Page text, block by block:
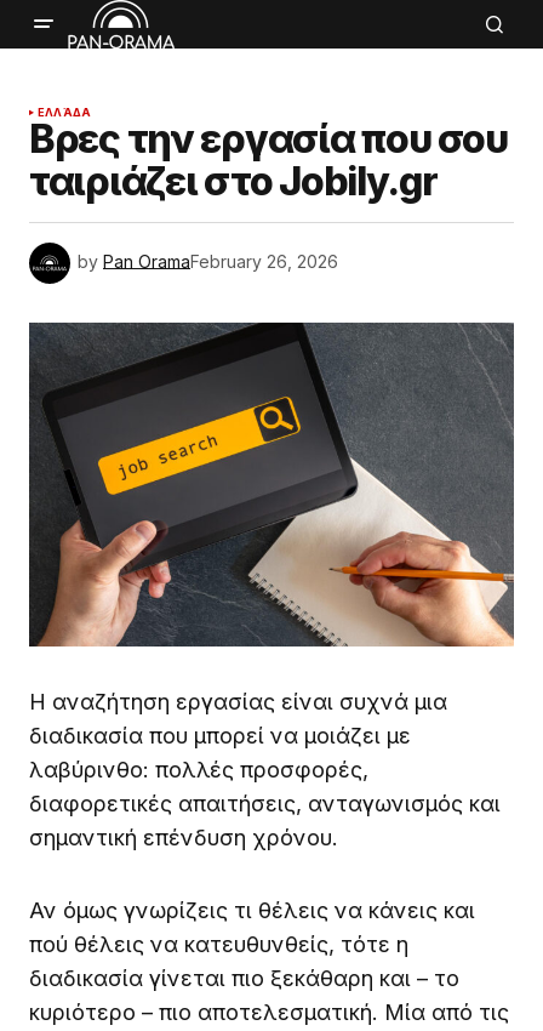
ΕΛΛΆΔΑ
Βρες την εργασία που σου
ταιριάζει στο Jobily.gr
by Pan OramaFebruary 26, 2026
Η αναζήτηση εργασίας είναι συχνά μια
διαδικασία που μπορεί να μοιάζει με
λαβύρινθο: πολλές προσφορές,
διαφορετικές απαιτήσεις, ανταγωνισμός και
σημαντική επένδυση χρόνου.
Αν όμως γνωρίζεις τι θέλεις να κάνεις και
πού θέλεις να κατευθυνθείς, τότε η
διαδικασία γίνεται πιο ξεκάθαρη και – το
κυριότερο – πιο αποτελεσματική. Μία από τις